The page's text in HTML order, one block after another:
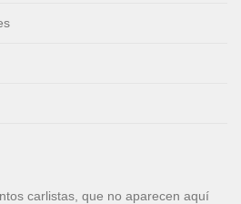
carlistas, que no aparecen aquí